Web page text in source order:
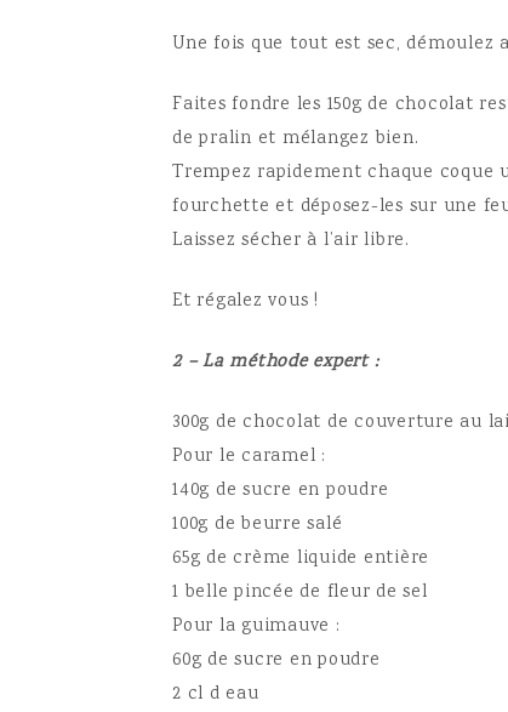
Une fois que tout est sec, démoulez
Faites fondre les 150g de chocolat
de pralin et mélangez bien.
Trempez rapidement chaque coque
fourchette et déposez-les sur une
Laissez sécher à l’air libre.
Et régalez vous !
2 – La méthode expert :
300g de chocolat de couverture au
Pour le caramel :
140g de sucre en poudre
100g de beurre salé
65g de crème liquide entière
1 belle pincée de fleur de sel
Pour la guimauve :
60g de sucre en poudre
2 cl d eau